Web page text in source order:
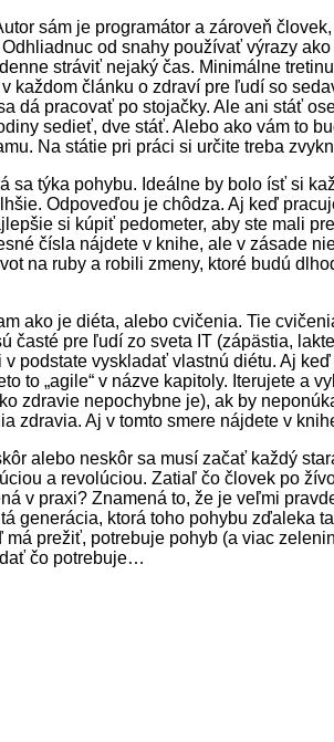
sám je programátor a zároveň
od snahy používať výrazy
stráviť nejaký čas. Minimálne
každom článku o zdraví pre ľudí so
dá pracovať po stojačky. Ale ani stáť
sedieť, dve stáť. Alebo ako vám to
Na státie pri práci si určite treba
sa týka pohybu. Ideálne by bolo ísť si
Odpoveďou je chôdza. Aj keď
si kúpiť pedometer, aby ste mali
čísla nájdete v knihe, ale v zásade
na ruby a robili zmeny, ktoré budú
ako je diéta, alebo cvičenia. Tie
časté pre ľudí zo sveta IT (zápästia,
podstate vyskladať vlastnú diétu. Aj
to „agile“ v názve kapitoly. Iterujete a
zdravie nepochybne je), ak by
zdravia. Aj v tomto smere nájdete v
alebo neskôr sa musí začať každý
a revolúciou. Zatiaľ čo človek po
v praxi? Znamená to, že je veľmi
generácia, ktorá toho pohybu zďaleka
má prežiť, potrebuje pohyb (a viac
čo potrebuje…